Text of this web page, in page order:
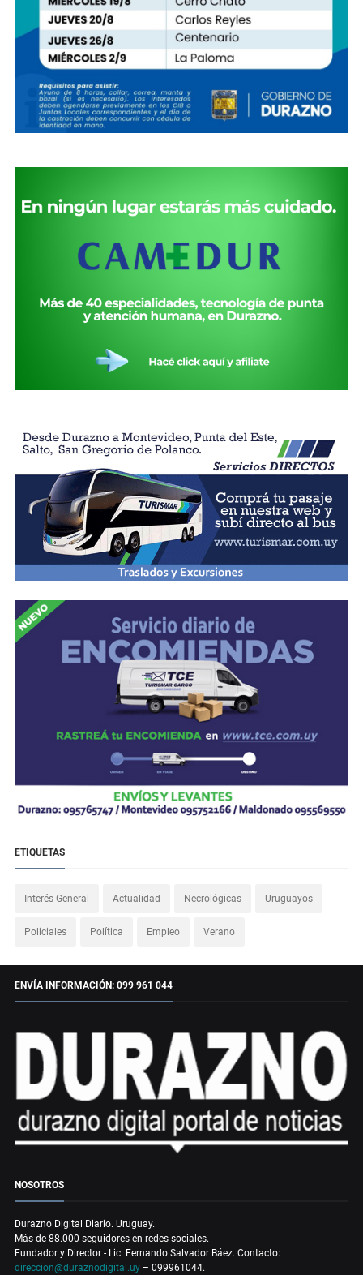
ETIQUETAS
Interés General Actualidad Necrológicas Uruguayos
Policiales Política Empleo Verano
ENVÍA INFORMACIÓN: 099 961 044
NOSOTROS
Durazno Digital Diario. Uruguay.
Más de 88.000 seguidores en redes sociales.
Fundador y Director - Lic. Fernando Salvador Báez. Contacto:
direccion@duraznodigital.uy – 099961044.